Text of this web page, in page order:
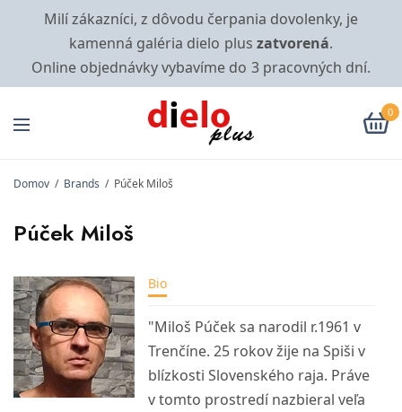
Milí zákazníci, z dôvodu čerpania dovolenky, je
kamenná galéria dielo plus zatvorená.
Online objednávky vybavíme do 3 pracovných dní.
0
Domov / Brands / Púček Miloš
Púček Miloš
Bio
"Miloš Púček sa narodil r.1961 v
Trenčíne. 25 rokov žije na Spiši v
blízkosti Slovenského raja. Práve
v tomto prostredí nazbieral veľa